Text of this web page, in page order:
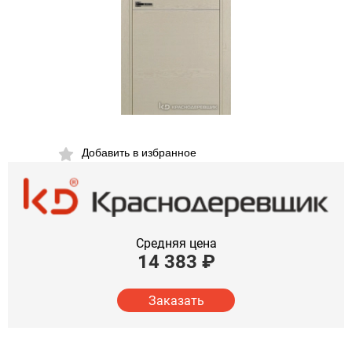
Добавить в избранное
Средняя цена
14 383 ₽
Заказать